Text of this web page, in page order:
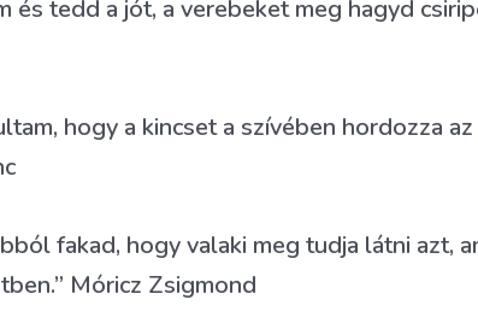
és tedd a jót, a verebeket meg hagyd
hogy a kincset a szívében hordozza az
fakad, hogy valaki meg tudja látni azt,
Móricz Zsigmond